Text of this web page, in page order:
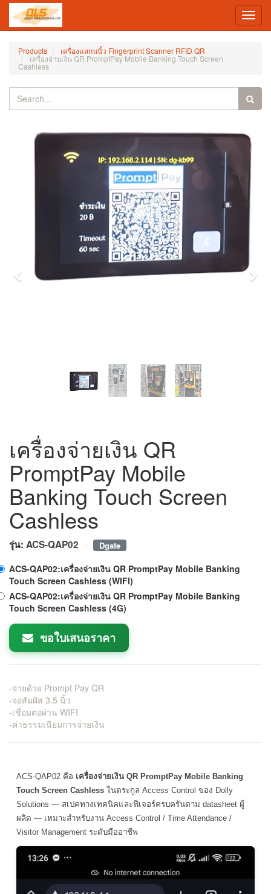
Products เครื่องแสกนนิ้ว Fingerprint Scanner RFID QR
เครื่องจ่ายเงิน QR PromptPay Mobile Banking Touch Screen
Cashless
Previous
เครื่องจ่ายเงิน QR
PromptPay Mobile
Banking Touch Screen
Cashless
รุ่น: ACS-QAP02 · Dgate
ACS-QAP02:เครื่องจ่ายเงิน QR PromptPay Mobile Banking
Touch Screen Cashless (WIFI)
ACS-QAP02:เครื่องจ่ายเงิน QR PromptPay Mobile Banking
Touch Screen Cashless (4G)
ขอใบเสนอราคา
-จ่ายด้วย Prompt Pay QR
-จอสัมผัส 3.5 นิ้ว
-เชื่อมต่อผ่าน WIFI
-ค่าธรรมเนียมการจ่ายเงิน
ACS-QAP02 คือ เครื่องจ่ายเงิน QR PromptPay Mobile Banking
Touch Screen Cashless ในตระกูล Access Control ของ Dolly
Solutions — สเปคทางเทคนิคและฟีเจอร์ครบครันตาม datasheet ผู้
ผลิต — เหมาะสำหรับงาน Access Control / Time Attendance /
Visitor Management ระดับมืออาชีพ